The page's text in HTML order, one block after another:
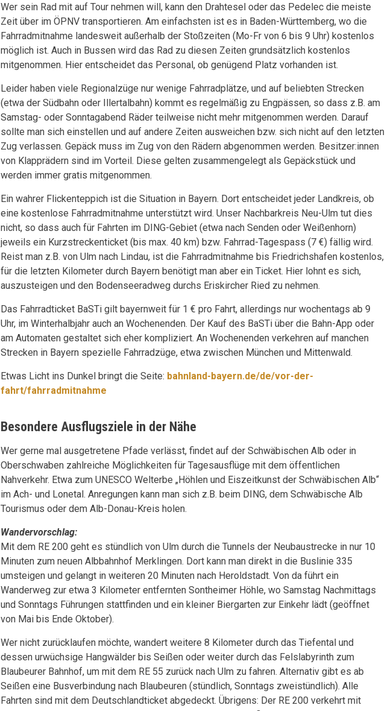
Wer sein Rad mit auf Tour nehmen will, kann den Drahtesel oder das Pedelec die meiste
Zeit über im ÖPNV transportieren. Am einfachsten ist es in Baden-Württemberg, wo die
Fahrradmitnahme landesweit außerhalb der Stoßzeiten (Mo-Fr von 6 bis 9 Uhr) kostenlos
möglich ist. Auch in Bussen wird das Rad zu diesen Zeiten grundsätzlich kostenlos
mitgenommen. Hier entscheidet das Personal, ob genügend Platz vorhanden ist.
Leider haben viele Regionalzüge nur wenige Fahrradplätze, und auf beliebten Strecken
(etwa der Südbahn oder Illertalbahn) kommt es regelmäßig zu Engpässen, so dass z.B. am
Samstag- oder Sonntagabend Räder teilweise nicht mehr mitgenommen werden. Darauf
sollte man sich einstellen und auf andere Zeiten ausweichen bzw. sich nicht auf den letzten
Zug verlassen. Gepäck muss im Zug von den Rädern abgenommen werden. Besitzer:innen
von Klapprädern sind im Vorteil. Diese gelten zusammengelegt als Gepäckstück und
werden immer gratis mitgenommen.
Ein wahrer Flickenteppich ist die Situation in Bayern. Dort entscheidet jeder Landkreis, ob
eine kostenlose Fahrradmitnahme unterstützt wird. Unser Nachbarkreis Neu-Ulm tut dies
nicht, so dass auch für Fahrten im DING-Gebiet (etwa nach Senden oder Weißenhorn)
jeweils ein Kurzstreckenticket (bis max. 40 km) bzw. Fahrrad-Tagespass (7 €) fällig wird.
Reist man z.B. von Ulm nach Lindau, ist die Fahrradmitnahme bis Friedrichshafen kostenlos,
für die letzten Kilometer durch Bayern benötigt man aber ein Ticket. Hier lohnt es sich,
auszusteigen und den Bodenseeradweg durchs Eriskircher Ried zu nehmen.
Das Fahrradticket BaSTi gilt bayernweit für 1 € pro Fahrt, allerdings nur wochentags ab 9
Uhr, im Winterhalbjahr auch an Wochenenden. Der Kauf des BaSTi über die Bahn-App oder
am Automaten gestaltet sich eher kompliziert. An Wochenenden verkehren auf manchen
Strecken in Bayern spezielle Fahrradzüge, etwa zwischen München und Mittenwald.
Etwas Licht ins Dunkel bringt die Seite: bahnland-bayern.de/de/vor-der-
fahrt/fahrradmitnahme
Besondere Ausflugsziele in der Nähe
Wer gerne mal ausgetretene Pfade verlässt, findet auf der Schwäbischen Alb oder in
Oberschwaben zahlreiche Möglichkeiten für Tagesausflüge mit dem öffentlichen
Nahverkehr. Etwa zum UNESCO Welterbe „Höhlen und Eiszeitkunst der Schwäbischen Alb“
im Ach- und Lonetal. Anregungen kann man sich z.B. beim DING, dem Schwäbische Alb
Tourismus oder dem Alb-Donau-Kreis holen.
Wandervorschlag:
Mit dem RE 200 geht es stündlich von Ulm durch die Tunnels der Neubaustrecke in nur 10
Minuten zum neuen Albbahnhof Merklingen. Dort kann man direkt in die Buslinie 335
umsteigen und gelangt in weiteren 20 Minuten nach Heroldstadt. Von da führt ein
Wanderweg zur etwa 3 Kilometer entfernten Sontheimer Höhle, wo Samstag Nachmittags
und Sonntags Führungen stattfinden und ein kleiner Biergarten zur Einkehr lädt (geöffnet
von Mai bis Ende Oktober).
Wer nicht zurücklaufen möchte, wandert weitere 8 Kilometer durch das Tiefental und
dessen urwüchsige Hangwälder bis Seißen oder weiter durch das Felslabyrinth zum
Blaubeurer Bahnhof, um mit dem RE 55 zurück nach Ulm zu fahren. Alternativ gibt es ab
Seißen eine Busverbindung nach Blaubeuren (stündlich, Sonntags zweistündlich). Alle
Fahrten sind mit dem Deutschlandticket abgedeckt. Übrigens: Der RE 200 verkehrt mit